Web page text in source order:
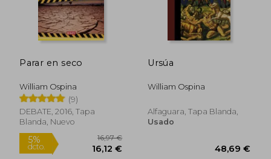
Parar en seco
William Ospina
(9)
DEBATE, 2016, Tapa
Blanda, Nuevo
Ursúa
William Ospina
Alfaguara, Tapa Blanda,
Usado